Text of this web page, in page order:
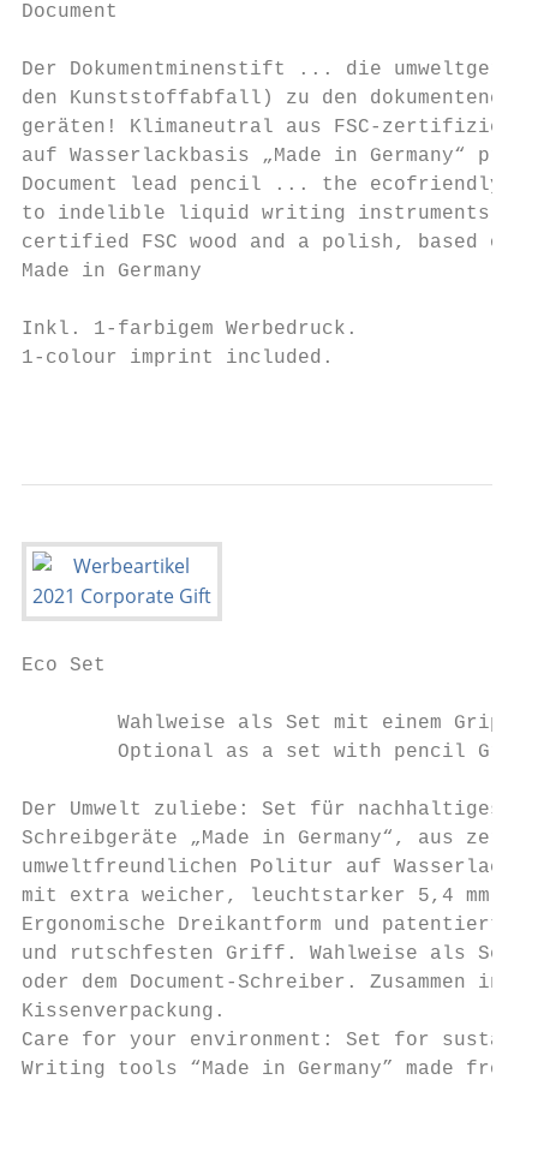
Document
Der Dokumentminenstift ... die
den Kunststoffabfall) zu den
geräten! Klimaneutral aus FSC-
auf Wasserlackbasis „Made in Germany“
Document lead pencil ... the ecofriendly
to indelible liquid writing instruments!
certified FSC wood and a polish, based
Made in Germany
Inkl. 1-farbigem Werbedruck.
1-colour imprint included.
Eco Set
Wahlweise als Set mit einem Grip
Optional as a set with pencil
Der Umwelt zuliebe: Set für nachhaltiges
Schreibgeräte „Made in Germany“, aus
umweltfreundlichen Politur auf
mit extra weicher, leuchtstarker 5,4 mm
Ergonomische Dreikantform und patentierte
und rutschfesten Griff. Wahlweise als Set
oder dem Document-Schreiber. Zusammen in
Kissenverpackung.
Care for your environment: Set for
Writing tools “Made in Germany” made